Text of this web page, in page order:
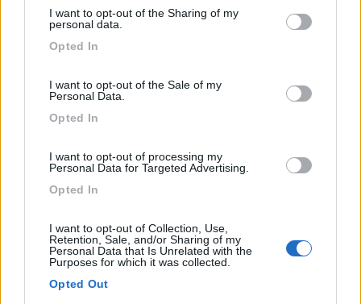
not limited to your visit or usage behaviour. You may click to
grant or deny consent to Google and its third-party tags to
use your data for below specified purposes in below Google
I want to opt-out of the Sharing of my
personal data.
Opted In
I want to opt-out of the Sale of my
Personal Data.
Opted In
I want to opt-out of processing my
Personal Data for Targeted Advertising.
Opted In
I want to opt-out of Collection, Use,
Retention, Sale, and/or Sharing of my
Personal Data that Is Unrelated with the
Purposes for which it was collected.
Opted Out
Area di sosta (PS+CS)
7,9 14
Servizi / Posizione
In parking vicino al fiume, con carico/scarico, presso ca...